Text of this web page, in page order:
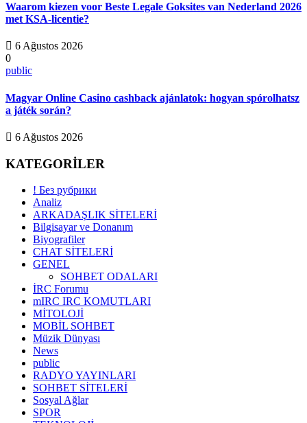
Waarom kiezen voor Beste Legale Goksites van Nederland 2026
met KSA-licentie?
6 Ağustos 2026
0
public
Magyar Online Casino cashback ajánlatok: hogyan spórolhatsz
a játék során?
6 Ağustos 2026
KATEGORİLER
! Без рубрики
Analiz
ARKADAŞLIK SİTELERİ
Bilgisayar ve Donanım
Biyografiler
CHAT SİTELERİ
GENEL
SOHBET ODALARI
İRC Forumu
mIRC IRC KOMUTLARI
MİTOLOJİ
MOBİL SOHBET
Müzik Dünyası
News
public
RADYO YAYINLARI
SOHBET SİTELERİ
Sosyal Ağlar
SPOR